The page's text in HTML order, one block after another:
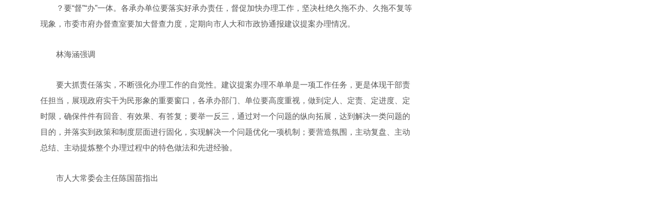
？要“督”“办”一体。各承办单位要落实好承办责任，督促加快办理工作，坚决杜绝久拖不办、久拖不复等
现象，市委市府办督查室要加大督查力度，定期向市人大和市政协通报建议提案办理情况。
林海涵强调
要大抓责任落实，不断强化办理工作的自觉性。建议提案办理不单单是一项工作任务，更是体现干部责
任担当，展现政府实干为民形象的重要窗口，各承办部门、单位要高度重视，做到定人、定责、定进度、定
时限，确保件件有回音、有效果、有答复；要举一反三，通过对一个问题的纵向拓展，达到解决一类问题的
目的，并落实到政策和制度层面进行固化，实现解决一个问题优化一项机制；要营造氛围，主动复盘、主动
总结、主动提炼整个办理过程中的特色做法和先进经验。
市人大常委会主任陈国苗指出